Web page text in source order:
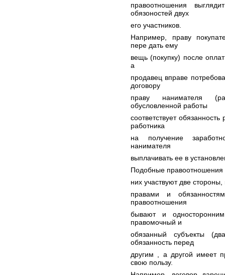
правоотношения
обязоностей двух
его участников.
Например, праву
пере дать ему
вещь (покупку) после
а
продавец вправе
договору
праву нанимателя
обусловленной работы
соответствует
работника
на получение
нанимателя
выплачивать ее в
Подобные правоотношения
них участвуют две
правами и
правоотношения
бывают и
правомочный и
обязанный субъекты
обязанность перед
другим , а другой имеет
свою пользу.